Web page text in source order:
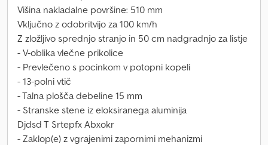
Višina nakladalne površine: 510 mm
Vključno z odobritvijo za 100 km/h
Z zložljivo sprednjo stranjo in 50 cm nadgradnjo za listje
- V-oblika vlečne prikolice
- Prevlečeno s pocinkom v potopni kopeli
- 13-polni vtič
- Talna plošča debeline 15 mm
- Stranske stene iz eloksiranega aluminija
Djdsd T Srtepfx Abxokr
- Zaklop(e) z vgrajenimi zapornimi mehanizmi